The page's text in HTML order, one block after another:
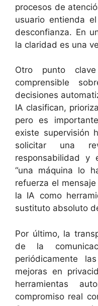
procesos de
usuario entienda
desconfianza. En
la claridad es una
Otro punto
comprensible
decisiones
IA clasifican,
pero es
existe supervisión
solicitar una
responsabilidad y
“una máquina lo
refuerza el
la IA como
sustituto absoluto
Por último, la
de la
periódicamente
mejoras en
herramientas
compromiso real